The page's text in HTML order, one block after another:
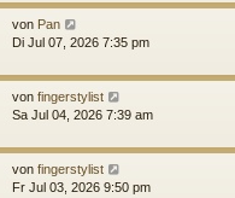
von Pan
Di Jul 07, 2026 7:35 pm
von fingerstylist
Sa Jul 04, 2026 7:39 am
von fingerstylist
Fr Jul 03, 2026 9:50 pm